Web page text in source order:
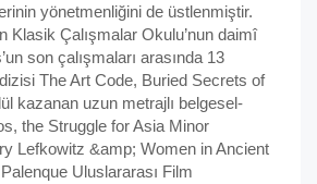
yönetmenliğini de üstlenmiştir.
Klasik Çalışmalar Okulu’nun daimî
son çalışmaları arasında 13
The Art Code, Buried Secrets of
kazanan uzun metrajlı belgesel-
the Struggle for Asia Minor
Lefkowitz &amp; Women in Ancient
Uluslararası Film